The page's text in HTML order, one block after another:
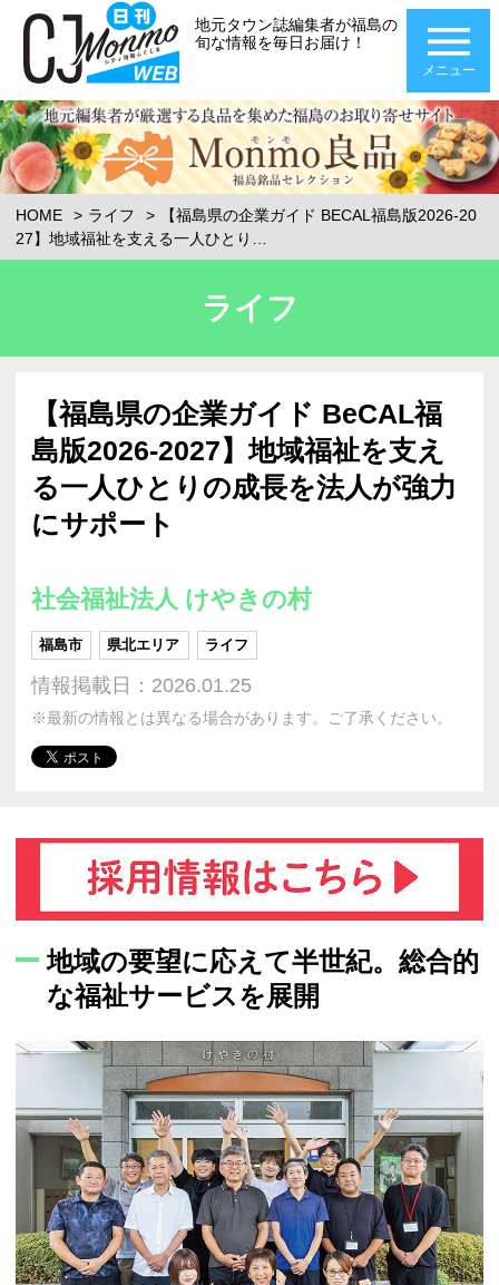
地元タウン誌編集者が福島の
旬な情報を毎日お届け！
メニュー
HOME ライフ
【福島県の企業ガイド BECAL福島版2026-20
27】地域福祉を支える一人ひとり…
ライフ
【福島県の企業ガイド BeCAL福
島版2026-2027】地域福祉を支え
る一人ひとりの成長を法人が強力
にサポート
社会福祉法人 けやきの村
福島市 県北エリア ライフ
情報掲載日：2026.01.25
※最新の情報とは異なる場合があります。ご了承ください。
地域の要望に応えて半世紀。総合的
な福祉サービスを展開